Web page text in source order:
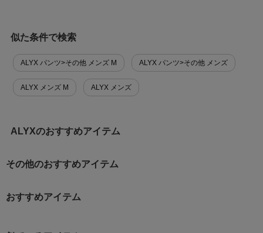
似た条件で検索
ALYX パンツ>その他 メンズ M ALYX パンツ>その他 メンズ
ALYX メンズ M ALYX メンズ
ALYXのおすすめアイテム
その他のおすすめアイテム
おすすめアイテム